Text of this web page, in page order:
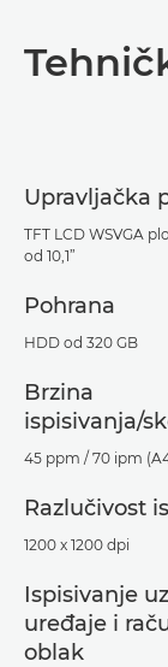
Upravljačka
TFT LCD WSVGA
od 10,1”
Pohrana
HDD od 320 GB
Brzina
ispisivanja/
45 ppm / 70 ipm
Razlučivost
1200 x 1200 dpi
Ispisivanje
uređaje i
oblak